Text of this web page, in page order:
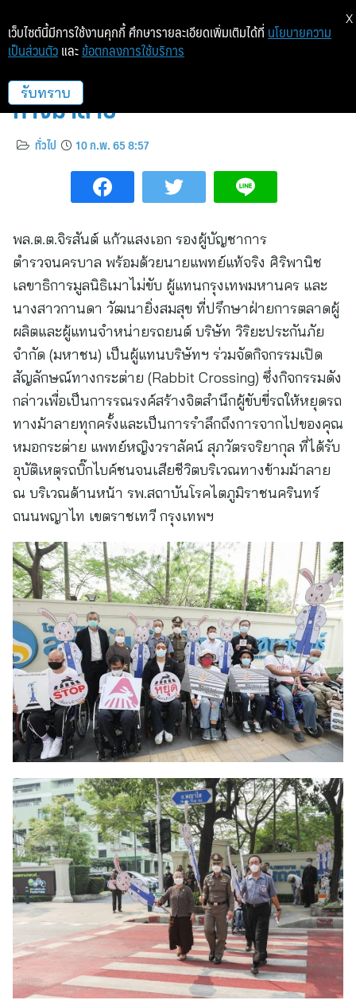
วิริยะประกันภัยร่วมรณรงค์หยุดรถ
ทางม้าลาย
ทั่วไป 10 ก.พ. 65 8:57
พล.ต.ต.จิรสันต์ แก้วแสงเอก รองผู้บัญชาการ
ตำรวจนครบาล พร้อมด้วยนายแพทย์แท้จริง ศิริพานิช
เลขาธิการมูลนิธิเมาไม่ขับ ผู้แทนกรุงเทพมหานคร และ
นางสาวกานดา วัฒนายิ่งสมสุข ที่ปรึกษาฝ่ายการตลาดผู้
ผลิตและผู้แทนจำหน่ายรถยนต์ บริษัท วิริยะประกันภัย
จำกัด (มหาชน) เป็นผู้แทนบริษัทฯ ร่วมจัดกิจกรรมเปิด
สัญลักษณ์ทางกระต่าย (Rabbit Crossing) ซึ่งกิจกรรมดัง
กล่าวเพื่อเป็นการรณรงค์สร้างจิตสำนึกผู้ขับขี่รถให้หยุดรถ
ทางม้าลายทุกครั้งและเป็นการรำลึกถึงการจากไปของคุณ
หมอกระต่าย แพทย์หญิงวราลัคน์ สุภวัตรจริยากุล ที่ได้รับ
อุบัติเหตุรถบิ๊กไบค์ชนจนเสียชีวิตบริเวณทางข้ามม้าลาย
ณ บริเวณด้านหน้า รพ.สถาบันโรคไตภูมิราชนครินทร์
ถนนพญาไท เขตราชเทวี กรุงเทพฯ
เว็บไซต์นี้มีการใช้งานคุกกี้ ศึกษารายละเอียดเพิ่มเติมได้ที่ นโยบายความ
เป็นส่วนตัว และ ข้อตกลงการใช้บริการ
รับทราบ
X